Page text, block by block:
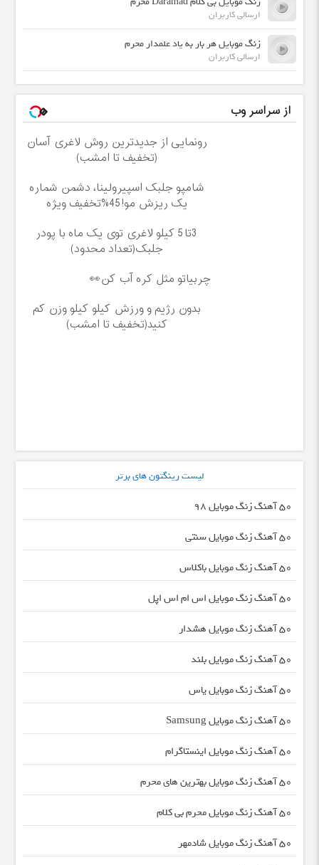
ارسالی کاربران
زنگ موبایل هر بار به یاد علمدار محرم
ارسالی کاربران
از سراسر وب
رونمایی از جدیدترین روش لاغری آسان
(تخفیف تا امشب)
شامپو جلبک اسپیرولینا، دشمن شماره
یک ریزش مو!45%تخفیف ویژه
3تا5 کیلو لاغری توی یک ماه با پودر
جلبک(تعداد محدود)
چربیاتو مثل کره آب کن👀
بدون رژیم و ورزش کیلو کیلو وزن کم
کنید(تخفیف تا امشب)
لیست رینگتون های برتر
50 آهنگ زنگ موبایل 98
50 آهنگ زنگ موبایل سنتی
50 آهنگ زنگ موبایل باکلاس
50 آهنگ زنگ موبایل اس ام اس اپل
50 آهنگ زنگ موبایل هشدار
50 آهنگ زنگ موبایل بلند
50 آهنگ زنگ موبایل یاس
50 آهنگ زنگ موبایل Samsung
50 آهنگ زنگ موبایل اینستاگرام
50 آهنگ زنگ موبایل بهترین های محرم
50 آهنگ زنگ موبایل محرم بی کلام
50 آهنگ زنگ موبایل شادمهر